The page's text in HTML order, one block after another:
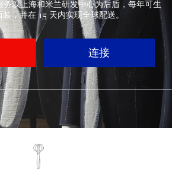
以上海和米兰研发中心为后盾，每年可生
，并在 15 天内实现全球配送。
连接